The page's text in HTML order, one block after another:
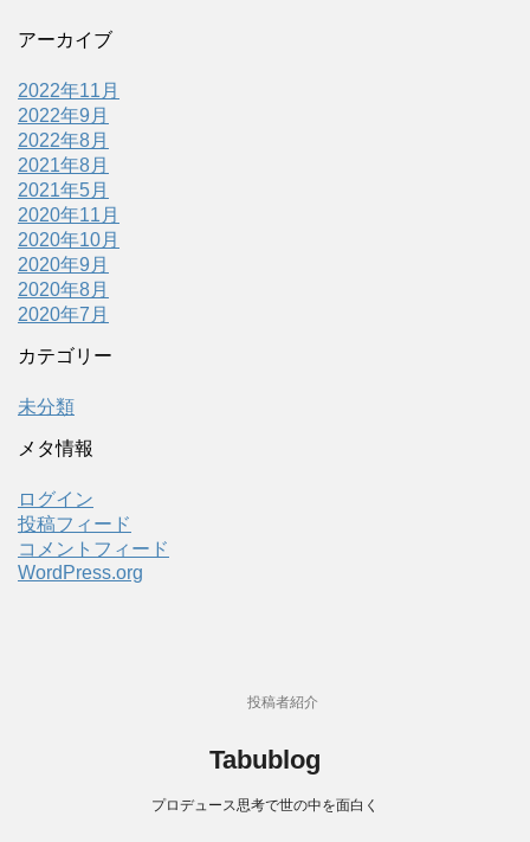
アーカイブ
2022年11月
2022年9月
2022年8月
2021年8月
2021年5月
2020年11月
2020年10月
2020年9月
2020年8月
2020年7月
カテゴリー
未分類
メタ情報
ログイン
投稿フィード
コメントフィード
WordPress.org
投稿者紹介
Tabublog
プロデュース思考で世の中を面白く